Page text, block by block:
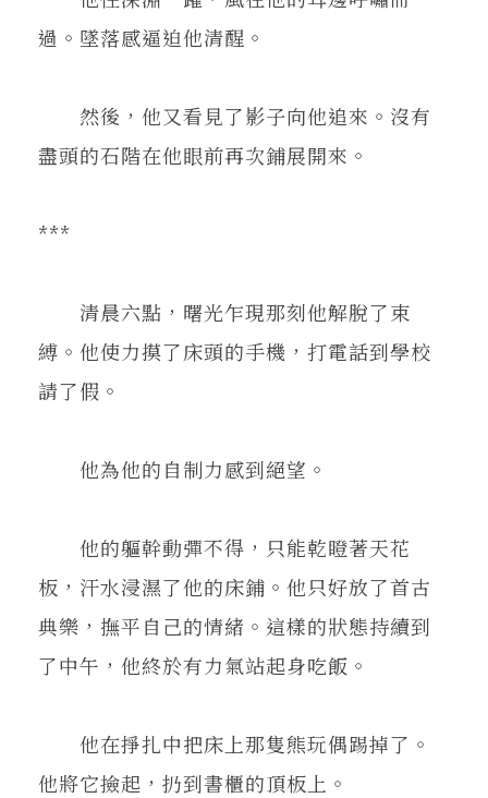
過。墜落感逼迫他清醒。
然後，他又看見了影子向他追來。沒有
盡頭的石階在他眼前再次鋪展開來。
***
清晨六點，曙光乍現那刻他解脫了束
縛。他使力摸了床頭的手機，打電話到學校
請了假。
他為他的自制力感到絕望。
他的軀幹動彈不得，只能乾瞪著天花
板，汗水浸濕了他的床鋪。他只好放了首古
典樂，撫平自己的情緒。這樣的狀態持續到
了中午，他終於有力氣站起身吃飯。
他在掙扎中把床上那隻熊玩偶踢掉了。
他將它撿起，扔到書櫃的頂板上。